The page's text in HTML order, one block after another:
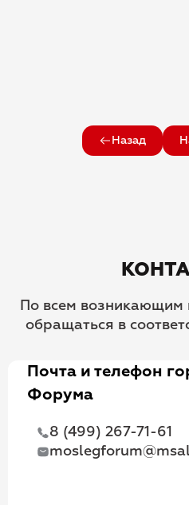
Назад
По всем возникающим
обращаться в
Почта и телефон
Форума
8 (499) 267-71-61